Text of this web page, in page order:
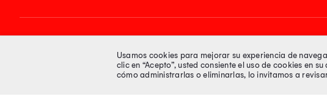
Síguenos en Medios de
Usamos cookies para mejorar su experiencia de
clic en “Acepto”, usted consiente el uso de cookies en
cómo administrarlas o eliminarlas, lo invitamos a